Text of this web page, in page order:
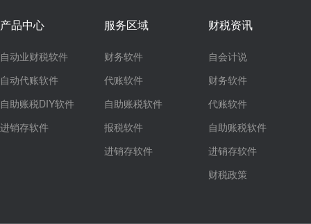
产品中心
自动业财税软件
自动代账软件
自助账税DIY软件
进销存软件
服务区域
财务软件
代账软件
自助账税软件
报税软件
进销存软件
财税资讯
自会计说
财务软件
代账软件
自助账税软件
进销存软件
财税政策